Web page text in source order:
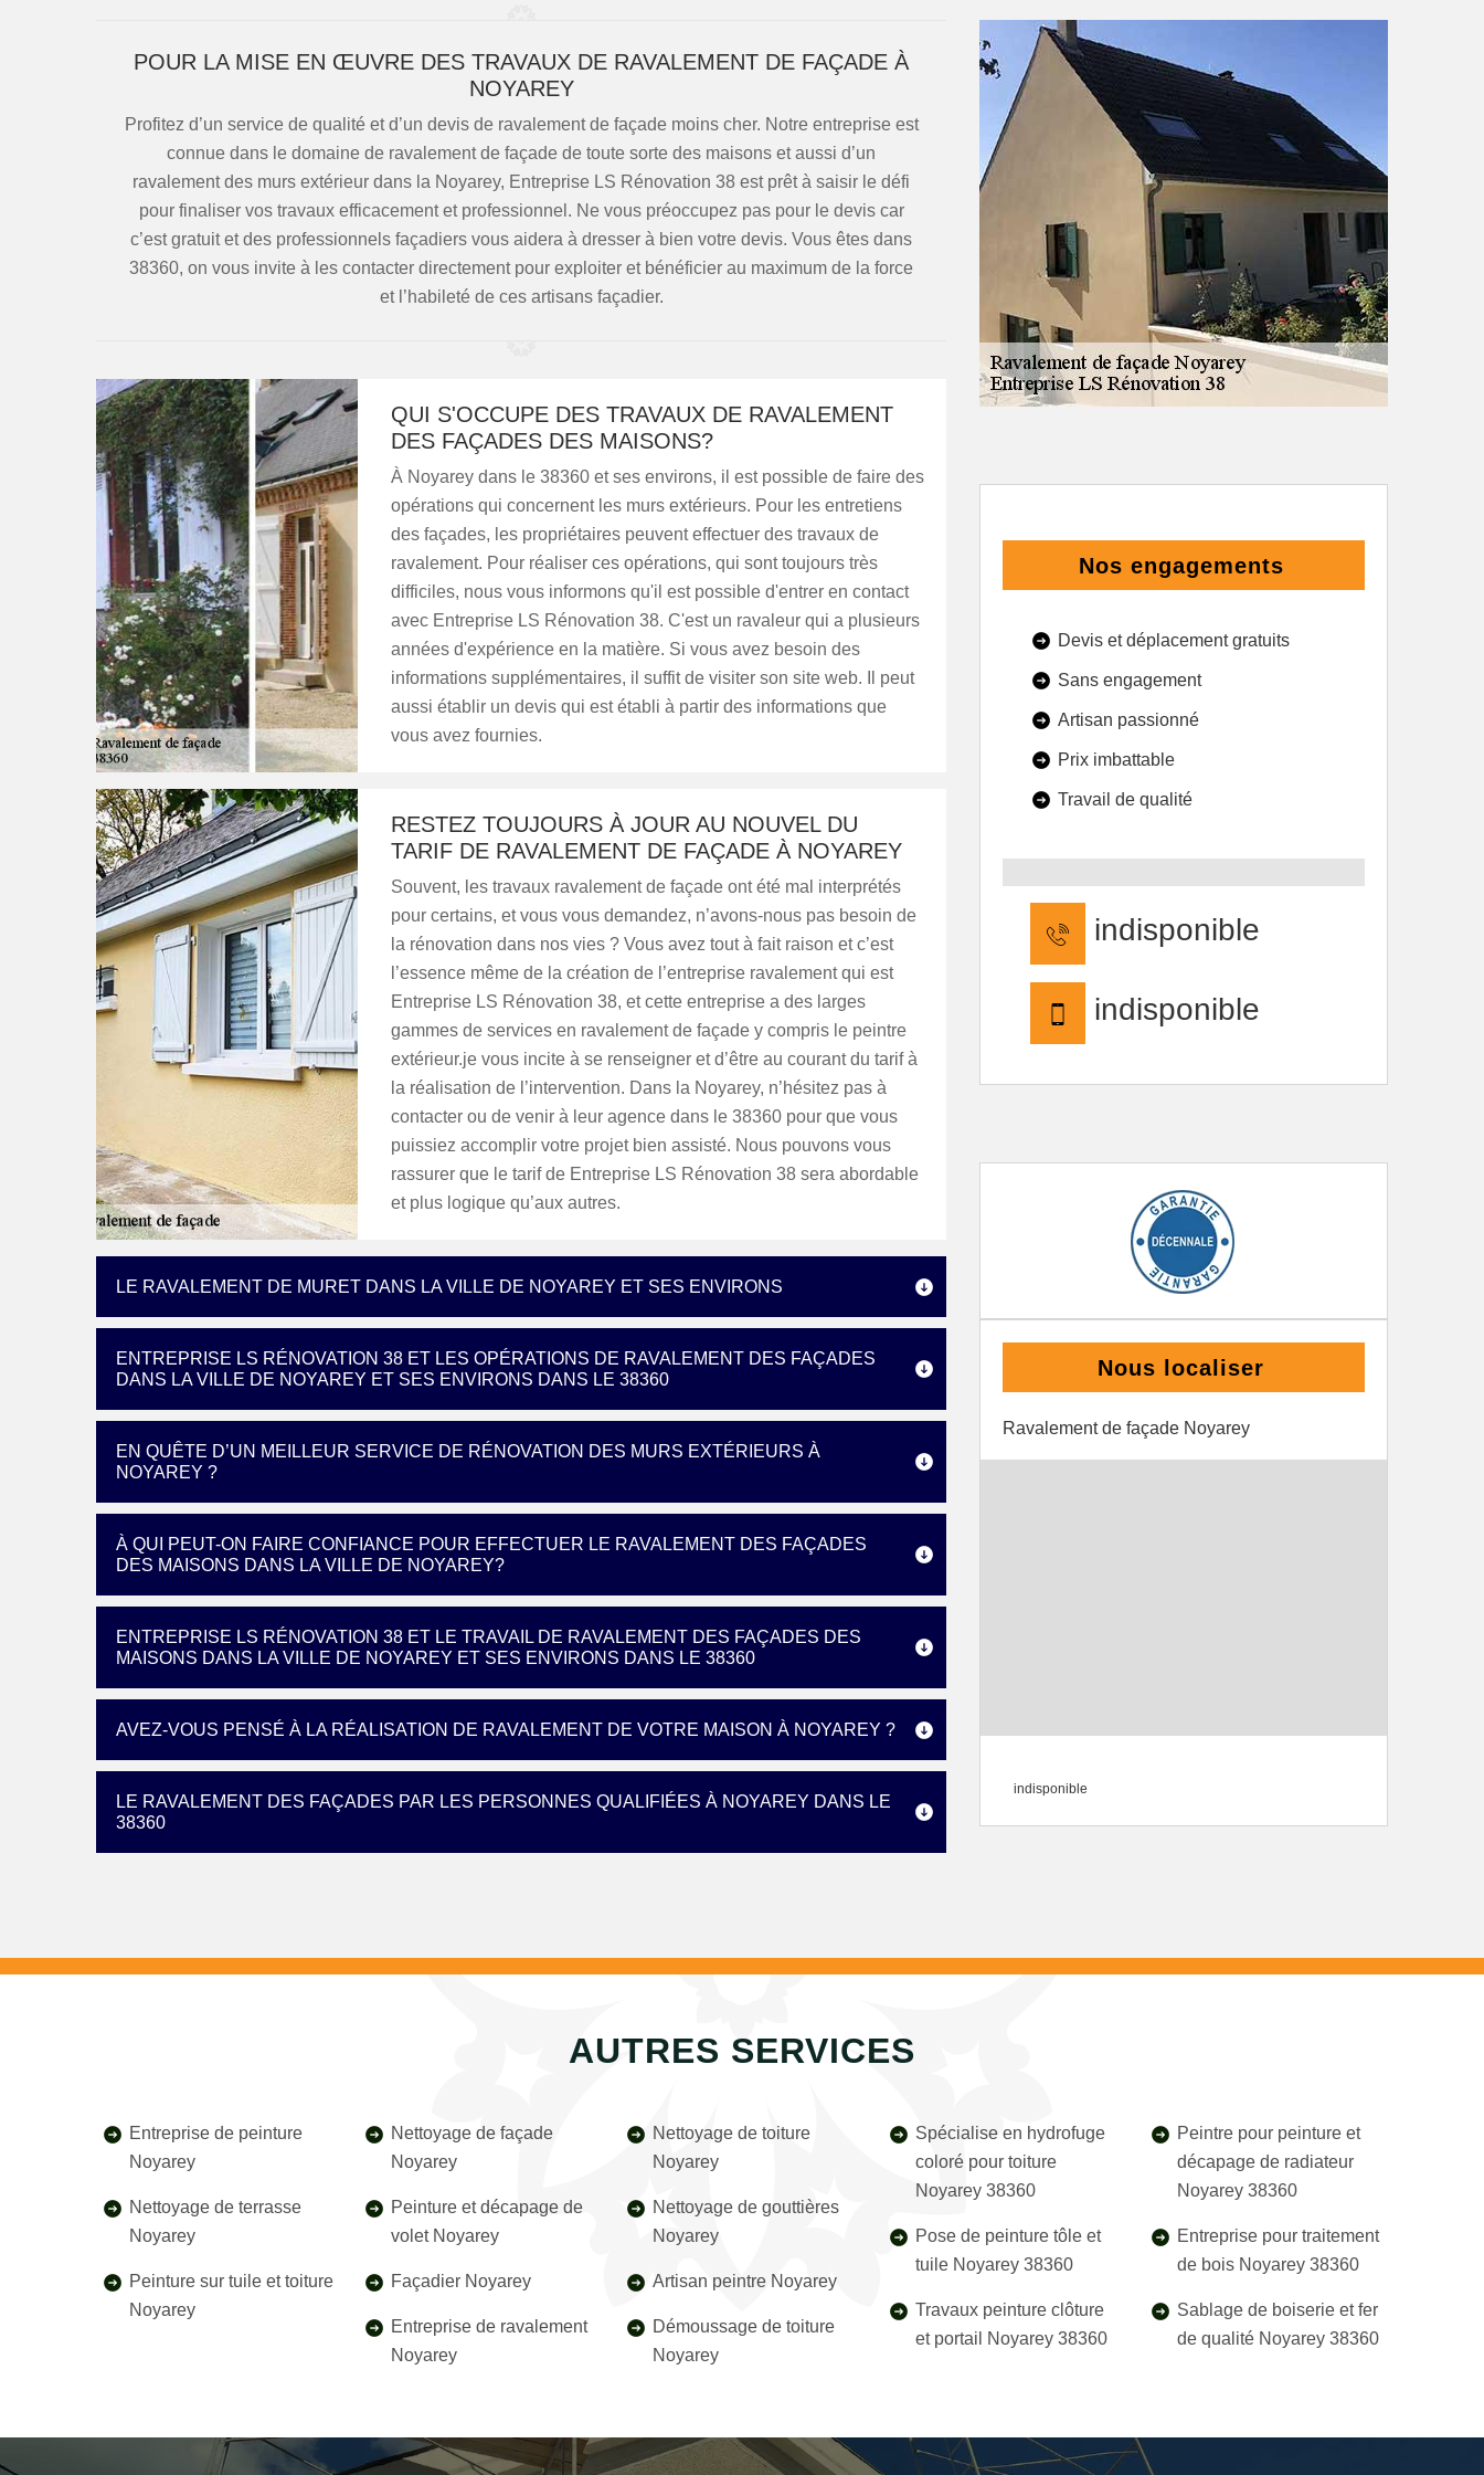
POUR LA MISE EN ŒUVRE DES TRAVAUX DE RAVALEMENT DE FAÇADE À
NOYAREY
Profitez d’un service de qualité et d’un devis de ravalement de façade moins cher. Notre entreprise est
connue dans le domaine de ravalement de façade de toute sorte des maisons et aussi d’un
ravalement des murs extérieur dans la Noyarey, Entreprise LS Rénovation 38 est prêt à saisir le défi
pour finaliser vos travaux efficacement et professionnel. Ne vous préoccupez pas pour le devis car
c’est gratuit et des professionnels façadiers vous aidera à dresser à bien votre devis. Vous êtes dans
38360, on vous invite à les contacter directement pour exploiter et bénéficier au maximum de la force
et l’habileté de ces artisans façadier.
QUI S'OCCUPE DES TRAVAUX DE RAVALEMENT
DES FAÇADES DES MAISONS?
À Noyarey dans le 38360 et ses environs, il est possible de faire des
opérations qui concernent les murs extérieurs. Pour les entretiens
des façades, les propriétaires peuvent effectuer des travaux de
ravalement. Pour réaliser ces opérations, qui sont toujours très
difficiles, nous vous informons qu'il est possible d'entrer en contact
avec Entreprise LS Rénovation 38. C'est un ravaleur qui a plusieurs
années d'expérience en la matière. Si vous avez besoin des
informations supplémentaires, il suffit de visiter son site web. Il peut
aussi établir un devis qui est établi à partir des informations que
vous avez fournies.
RESTEZ TOUJOURS À JOUR AU NOUVEL DU
TARIF DE RAVALEMENT DE FAÇADE À NOYAREY
Souvent, les travaux ravalement de façade ont été mal interprétés
pour certains, et vous vous demandez, n’avons-nous pas besoin de
la rénovation dans nos vies ? Vous avez tout à fait raison et c’est
l’essence même de la création de l’entreprise ravalement qui est
Entreprise LS Rénovation 38, et cette entreprise a des larges
gammes de services en ravalement de façade y compris le peintre
extérieur.je vous incite à se renseigner et d’être au courant du tarif à
la réalisation de l’intervention. Dans la Noyarey, n’hésitez pas à
contacter ou de venir à leur agence dans le 38360 pour que vous
puissiez accomplir votre projet bien assisté. Nous pouvons vous
rassurer que le tarif de Entreprise LS Rénovation 38 sera abordable
et plus logique qu’aux autres.
LE RAVALEMENT DE MURET DANS LA VILLE DE NOYAREY ET SES ENVIRONS
ENTREPRISE LS RÉNOVATION 38 ET LES OPÉRATIONS DE RAVALEMENT DES FAÇADES
DANS LA VILLE DE NOYAREY ET SES ENVIRONS DANS LE 38360
EN QUÊTE D’UN MEILLEUR SERVICE DE RÉNOVATION DES MURS EXTÉRIEURS À
NOYAREY ?
À QUI PEUT-ON FAIRE CONFIANCE POUR EFFECTUER LE RAVALEMENT DES FAÇADES
DES MAISONS DANS LA VILLE DE NOYAREY?
ENTREPRISE LS RÉNOVATION 38 ET LE TRAVAIL DE RAVALEMENT DES FAÇADES DES
MAISONS DANS LA VILLE DE NOYAREY ET SES ENVIRONS DANS LE 38360
AVEZ-VOUS PENSÉ À LA RÉALISATION DE RAVALEMENT DE VOTRE MAISON À NOYAREY ?
LE RAVALEMENT DES FAÇADES PAR LES PERSONNES QUALIFIÉES À NOYAREY DANS LE
38360
Nos engagements
Devis et déplacement gratuits
Sans engagement
Artisan passionné
Prix imbattable
Travail de qualité
indisponible
indisponible
Nous localiser
Ravalement de façade Noyarey
indisponible
AUTRES SERVICES
Entreprise de peinture
Noyarey
Nettoyage de terrasse
Noyarey
Peinture sur tuile et toiture
Noyarey
Nettoyage de façade
Noyarey
Peinture et décapage de
volet Noyarey
Façadier Noyarey
Entreprise de ravalement
Noyarey
Nettoyage de toiture
Noyarey
Nettoyage de gouttières
Noyarey
Artisan peintre Noyarey
Démoussage de toiture
Noyarey
Spécialise en hydrofuge
coloré pour toiture
Noyarey 38360
Pose de peinture tôle et
tuile Noyarey 38360
Travaux peinture clôture
et portail Noyarey 38360
Peintre pour peinture et
décapage de radiateur
Noyarey 38360
Entreprise pour traitement
de bois Noyarey 38360
Sablage de boiserie et fer
de qualité Noyarey 38360